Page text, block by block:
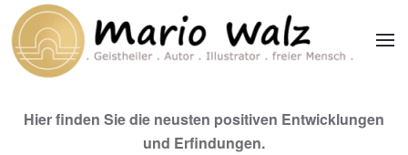
Zum Hauptinhalt springen
Hier finden Sie die neusten positiven Entwicklungen
und Erfindungen.